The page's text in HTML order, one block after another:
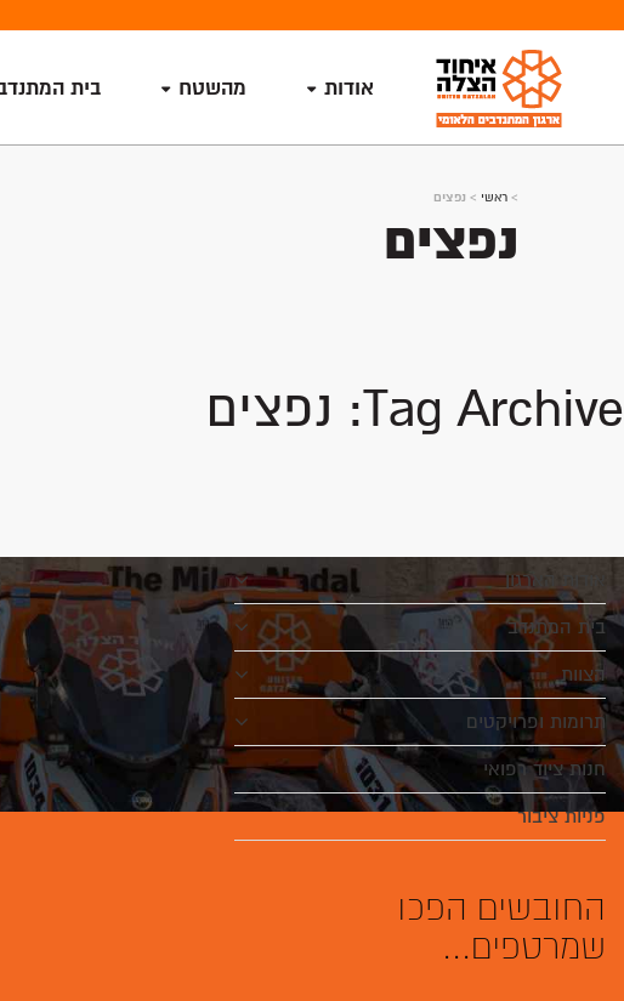
אודות מהשטח בית
> ראשי > נפצים
נפצים
Tag Archive: נפצים
אודות הארגון
בית המתנדב
הצוות
תרומות ופרויקטים
חנות ציוד רפואי
פניות ציבור
החובשים הפכו
שמרטפים...